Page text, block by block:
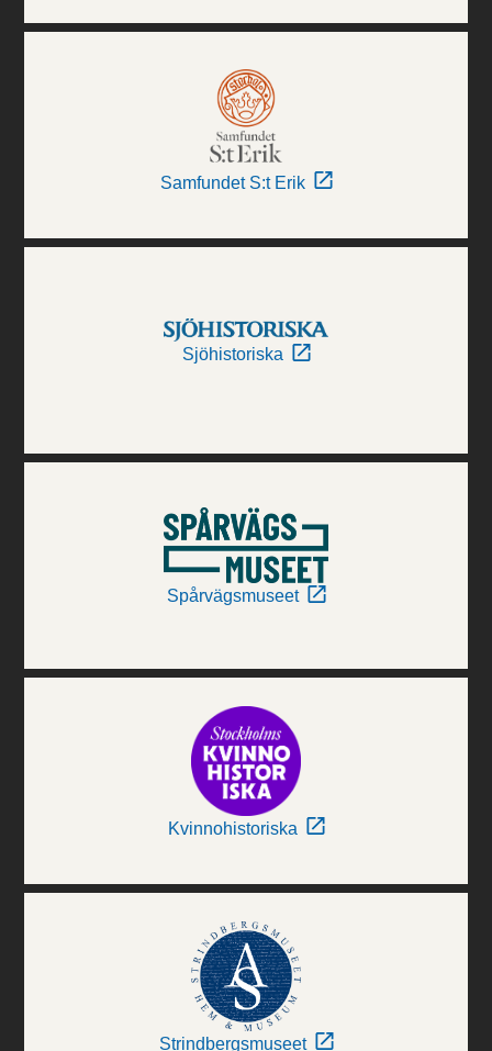
Samfundet S:t Erik
Sjöhistoriska
Spårvägsmuseet
Kvinnohistoriska
Strindbergsmuseet